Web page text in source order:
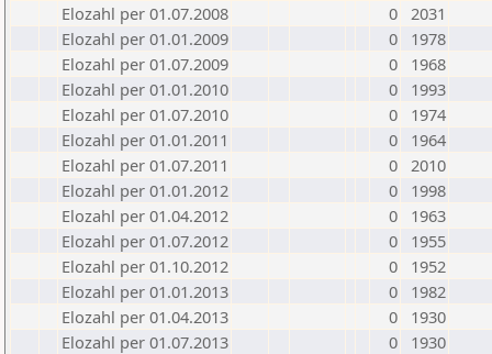
Elozahl per 01.07.2008
0 2031
Elozahl per 01.01.2009
0
1978
Elozahl per 01.07.2009
0
1968
Elozahl per 01.01.2010
0
1993
Elozahl per 01.07.2010
0
1974
Elozahl per 01.01.2011
0
1964
Elozahl per 01.07.2011
0 2010
Elozahl per 01.01.2012
0
1998
Elozahl per 01.04.2012
0
1963
Elozahl per 01.07.2012
0
1955
Elozahl per 01.10.2012
0
1952
Elozahl per 01.01.2013
0
1982
Elozahl per 01.04.2013
0
1930
Elozahl per 01.07.2013
0
1930